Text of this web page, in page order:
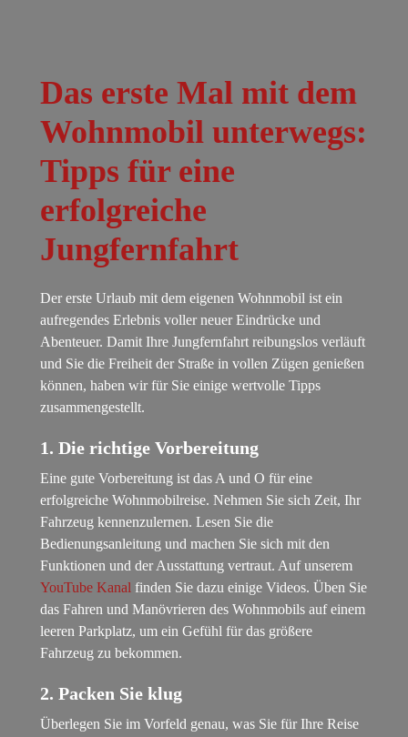
Das erste Mal mit dem
Wohnmobil unterwegs:
Tipps für eine
erfolgreiche
Jungfernfahrt
Der erste Urlaub mit dem eigenen Wohnmobil ist ein
aufregendes Erlebnis voller neuer Eindrücke und
Abenteuer. Damit Ihre Jungfernfahrt reibungslos verläuft
und Sie die Freiheit der Straße in vollen Zügen genießen
können, haben wir für Sie einige wertvolle Tipps
zusammengestellt.
1. Die richtige Vorbereitung
Eine gute Vorbereitung ist das A und O für eine
erfolgreiche Wohnmobilreise. Nehmen Sie sich Zeit, Ihr
Fahrzeug kennenzulernen. Lesen Sie die
Bedienungsanleitung und machen Sie sich mit den
Funktionen und der Ausstattung vertraut. Auf unserem
YouTube Kanal finden Sie dazu einige Videos. Üben Sie
das Fahren und Manövrieren des Wohnmobils auf einem
leeren Parkplatz, um ein Gefühl für das größere
Fahrzeug zu bekommen.
2. Packen Sie klug
Überlegen Sie im Vorfeld genau, was Sie für Ihre Reise